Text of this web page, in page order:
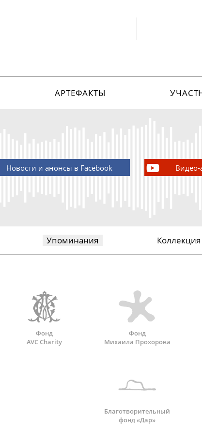
АРТЕФАКТЫ
Новости и анонсы в Facebook Видео-
Упоминания
Фонд
AVC Charity
Фонд
Михаила Прохорова
Благотворительный
фонд «Дар»